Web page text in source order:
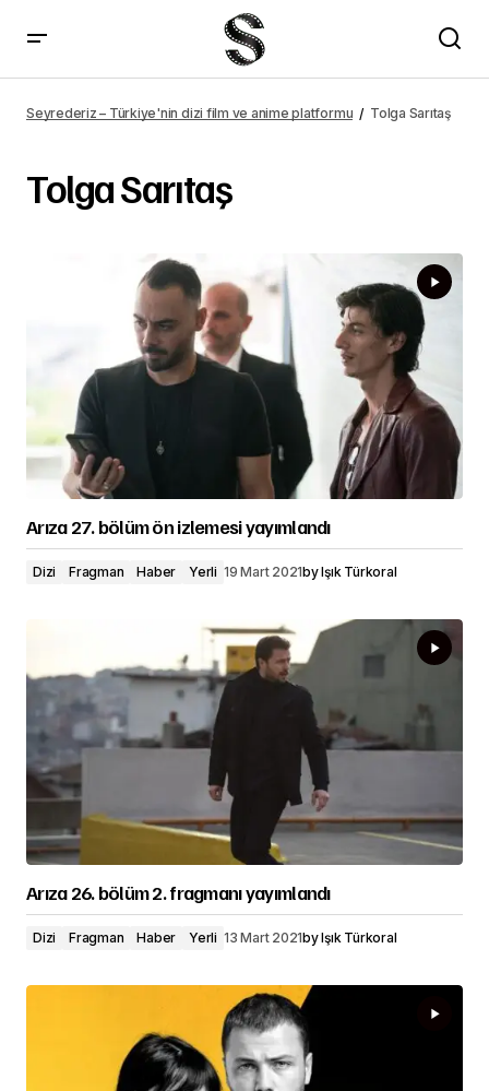
Seyrederiz – Türkiye'nin dizi film ve anime platformu Tolga Sarıtaş
Tolga Sarıtaş
Arıza 27. bölüm ön izlemesi yayımlandı
Dizi Fragman Haber Yerli 19 Mart 2021byIşık Türkoral
Arıza 26. bölüm 2. fragmanı yayımlandı
Dizi Fragman Haber Yerli 13 Mart 2021byIşık Türkoral